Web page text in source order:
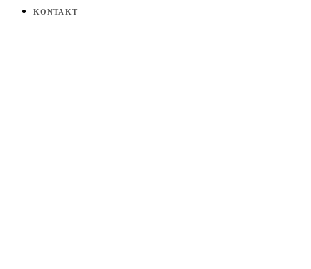
på
KONTAKT